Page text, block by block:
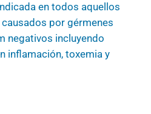
en todos aquellos
por gérmenes
negativos incluyendo
inflamación, toxemia y